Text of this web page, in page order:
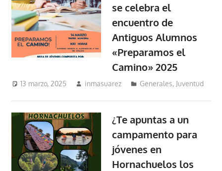
se celebra el
encuentro de
Antiguos Alumnos
«Preparamos el
Camino» 2025
13 marzo, 2025 inmasuarez Generales, Juventud
¿Te apuntas a un
campamento para
jóvenes en
Hornachuelos los